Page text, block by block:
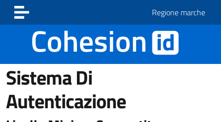
Vai ai contenuti
Vai al footer
Regione marche
Sistema Di
Autenticazione